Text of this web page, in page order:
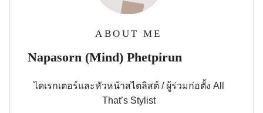
ABOUT ME
Napasorn (Mind) Phetpirun
ไดเรกเตอร์และหัวหน้าสไตลิสต์ / ผู้ร่วมก่อตั้ง All
That’s Stylist